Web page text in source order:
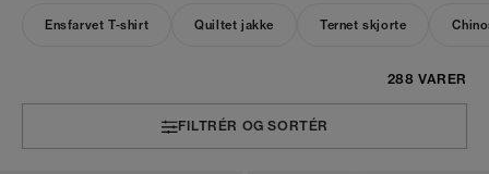
Ensfarvet T-shirt Quiltet jakke Ternet skjorte
288 VARER
FILTRÉR OG SORTÉR